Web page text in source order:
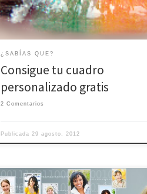
¿SABÍAS QUE?
Consigue tu cuadro
personalizado gratis
2 Comentarios
Publicada 29 agosto, 2012